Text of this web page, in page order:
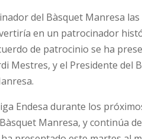
del Bàsquet Manresa
en un patrocinador
de patrocinio se ha
Mestres, y el Presidente del
Endesa durante los
Manresa, y continúa